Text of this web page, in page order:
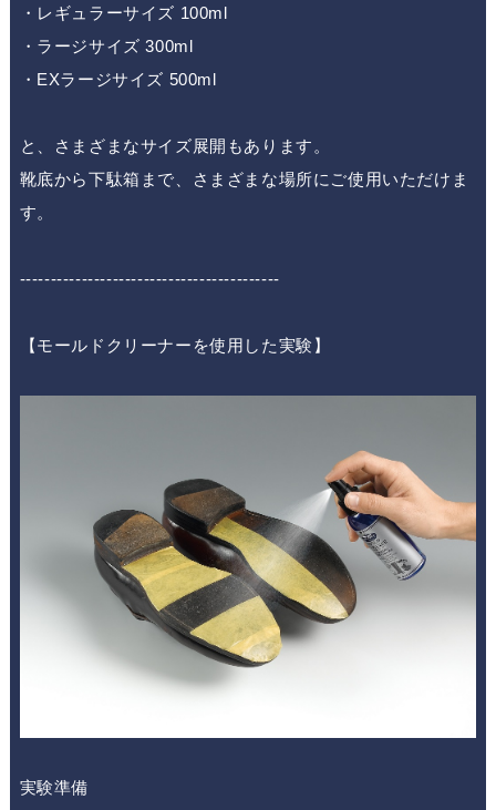
・レギュラーサイズ 100ml
・ラージサイズ 300ml
・EXラージサイズ 500ml
と、さまざまなサイズ展開もあります。
靴底から下駄箱まで、さまざまな場所にご使用いただけま
す。
------------------------------------------
【モールドクリーナーを使用した実験】
実験準備